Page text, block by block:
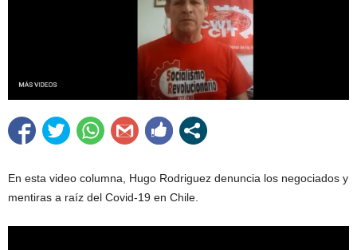
En esta video columna, Hugo Rodriguez denuncia los negociados y
mentiras a raíz del Covid-19 en Chile.